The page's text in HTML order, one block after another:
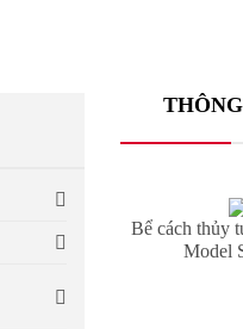
Bể cách thủy
Model